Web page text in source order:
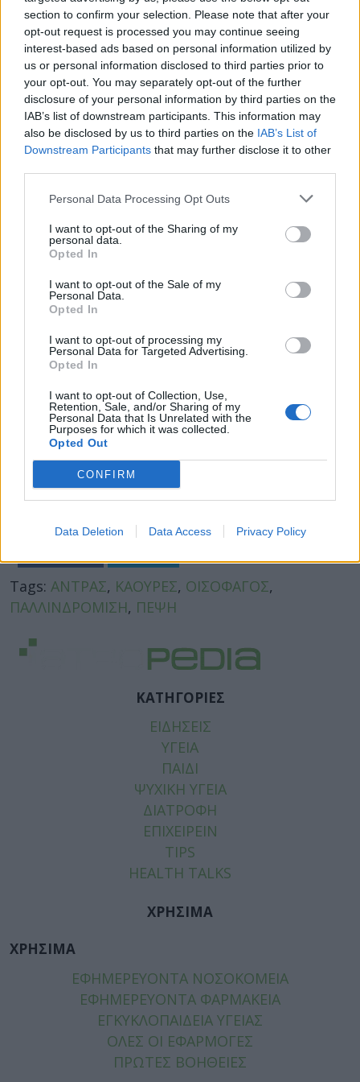
section to confirm your selection. Please note that after your
opt-out request is processed you may continue seeing
interest-based ads based on personal information utilized by
us or personal information disclosed to third parties prior to
your opt-out. You may separately opt-out of the further
disclosure of your personal information by third parties on the
IAB’s list of downstream participants. This information may
also be disclosed by us to third parties on the IAB’s List of
Downstream Participants that may further disclose it to other
Personal Data Processing Opt Outs
I want to opt-out of the Sharing of my
personal data.
Opted In
I want to opt-out of the Sale of my
Personal Data.
Opted In
I want to opt-out of processing my
Personal Data for Targeted Advertising.
Opted In
I want to opt-out of Collection, Use,
Retention, Sale, and/or Sharing of my
Personal Data that Is Unrelated with the
Purposes for which it was collected.
Opted Out
CONFIRM
Data Deletion Data Access Privacy Policy
Αμέσως θα δείτε τη διαφορά.
Προσπαθείτε να μην πέσετε για ύπνο
αμέσως μόλις φάγατε. Δώστε λίγο χρόνο
στον οργανισμό σας και μην ξαπλώσετε. Η
πέψη διευκολύνεται από μια πιο όρθια
στάση. Καλή πέψη σημαίνει σπάνια καούρα.
Εάν παρόλα αυτά πρέπει να κοιμηθείτε γιατί
δεν αντέχετε προσπαθείτε να έχετε τον
κορμό σας, σε μια πιο όρθια στάση και όχι
εντελώς ξαπλωμένο. (δυο μαξιλάρια στην
πλάτη σας θα σας βοηθήσουν)
Καλό θα ήταν τα “βαριά” και πικάντικα
φαγητά και σάλτσες να τα αποφύγετε όσο
μπορείτε. Δεν βοηθούν
Tags: ΑΝΤΡΑΣ, ΚΑΟΥΡΕΣ, ΟΙΣΟΦΑΓΟΣ,
ΠΑΛΛΙΝΔΡΟΜΙΣΗ, ΠΕΨΗ
ΚΑΤΗΓΟΡΙΕΣ
ΕΙΔΗΣΕΙΣ
ΥΓΕΙΑ
ΠΑΙΔΙ
ΨΥΧΙΚΗ ΥΓΕΙΑ
ΔΙΑΤΡΟΦΗ
ΕΠΙΧΕΙΡΕΙΝ
TIPS
HEALTH TALKS
ΧΡΗΣΙΜΑ
ΧΡΗΣΙΜΑ
ΕΦΗΜΕΡΕΥΟΝΤΑ ΝΟΣΟΚΟΜΕΙΑ
ΕΦΗΜΕΡΕΥΟΝΤΑ ΦΑΡΜΑΚΕΙΑ
ΕΓΚΥΚΛΟΠΑΙΔΕΙΑ ΥΓΕΙΑΣ
ΟΛΕΣ ΟΙ ΕΦΑΡΜΟΓΕΣ
ΠΡΩΤΕΣ ΒΟΗΘΕΙΕΣ